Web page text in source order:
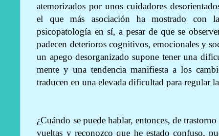
atemorizados por unos cuidadores
el que más asociación ha mostrado con
psicopatología en sí, a pesar de que se
padecen deterioros cognitivos, emocionales y
un apego desorganizado supone tener una
mente y una tendencia manifiesta a los
traducen en una elevada dificultad para regular
¿Cuándo se puede hablar, entonces, de
vueltas y reconozco que he estado confuso,